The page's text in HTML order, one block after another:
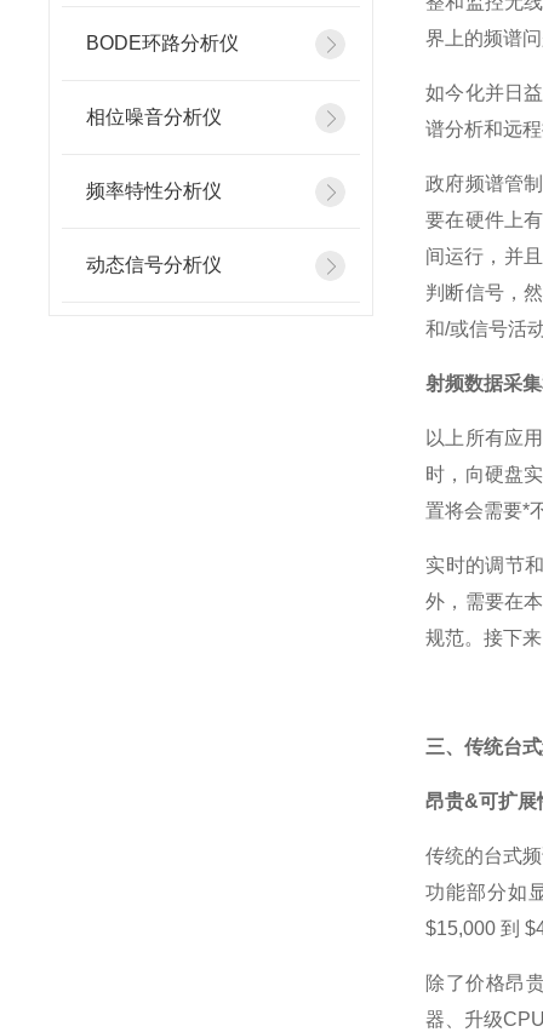
BODE环路分析仪
相位噪音分析仪
频率特性分析仪
动态信号分析仪
界上的频谱
如今化并日
谱分析和远
政府频谱管
要在硬件上
间运行，并
判断信号，
和/或信号活
射频数据采
以上所有应
时，向硬盘
置将会需要*
实时的调节
外，需要在
规范。接下
三、传统台
昂贵&可扩展
传统的台式
功能部分如
$15,000 到
除了价格昂
器、升级